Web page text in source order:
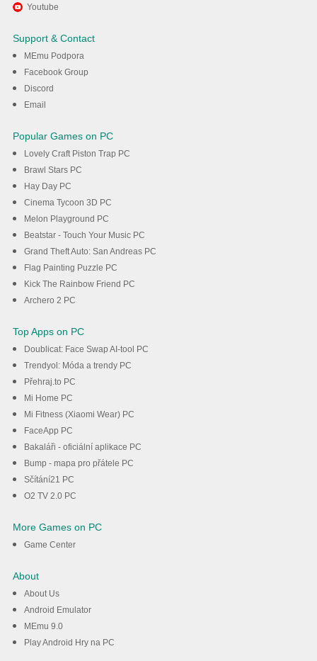
Youtube
Support & Contact
MEmu Podpora
Facebook Group
Discord
Email
Popular Games on PC
Lovely Craft Piston Trap PC
Brawl Stars PC
Hay Day PC
Cinema Tycoon 3D PC
Melon Playground PC
Beatstar - Touch Your Music PC
Grand Theft Auto: San Andreas PC
Flag Painting Puzzle PC
Kick The Rainbow Friend PC
Archero 2 PC
Top Apps on PC
Doublicat: Face Swap AI-tool PC
Trendyol: Móda a trendy PC
Přehraj.to PC
Mi Home PC
Mi Fitness (Xiaomi Wear) PC
FaceApp PC
Bakaláři - oficiální aplikace PC
Bump - mapa pro přátele PC
Sčítání21 PC
O2 TV 2.0 PC
More Games on PC
Game Center
About
About Us
Android Emulator
MEmu 9.0
Play Android Hry na PC